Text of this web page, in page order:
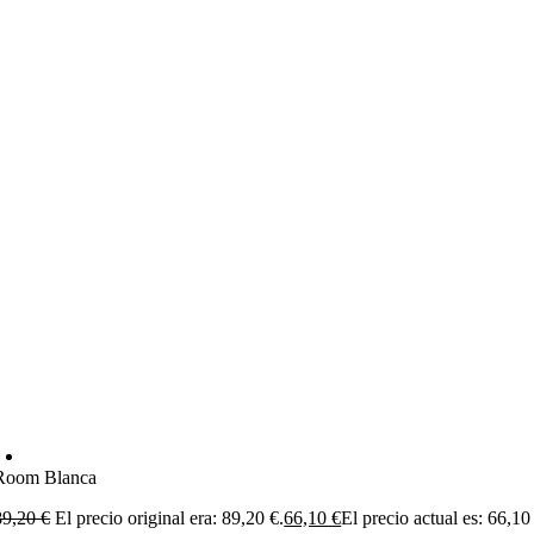
Blanca
€ El precio original era: 89,20 €.66,10€El precio actual es: